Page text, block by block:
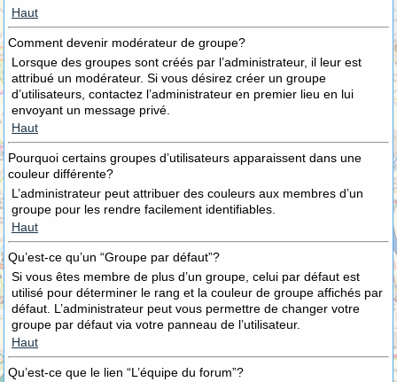
Haut
Comment devenir modérateur de groupe?
Lorsque des groupes sont créés par l’administrateur, il leur est
attribué un modérateur. Si vous désirez créer un groupe
d’utilisateurs, contactez l’administrateur en premier lieu en lui
envoyant un message privé.
Haut
Pourquoi certains groupes d’utilisateurs apparaissent dans une
couleur différente?
L’administrateur peut attribuer des couleurs aux membres d’un
groupe pour les rendre facilement identifiables.
Haut
Qu’est-ce qu’un “Groupe par défaut”?
Si vous êtes membre de plus d’un groupe, celui par défaut est
utilisé pour déterminer le rang et la couleur de groupe affichés par
défaut. L’administrateur peut vous permettre de changer votre
groupe par défaut via votre panneau de l’utilisateur.
Haut
Qu’est-ce que le lien “L’équipe du forum”?